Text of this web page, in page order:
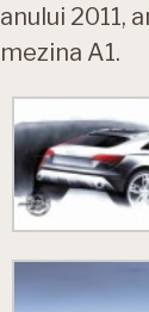
anului 2011,
mezina A1.